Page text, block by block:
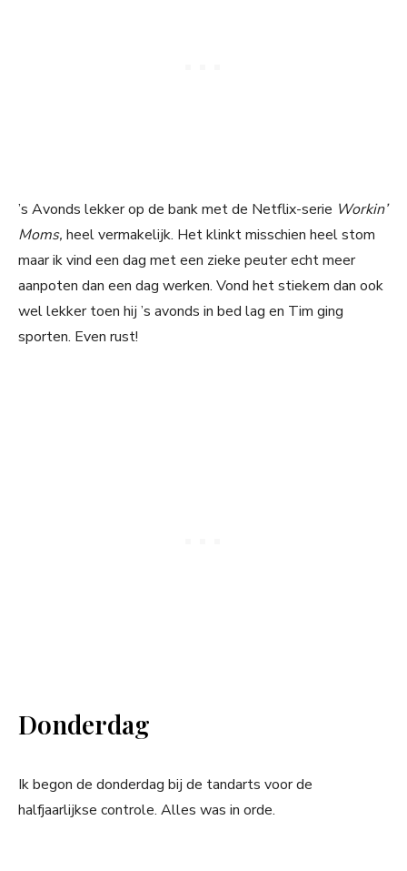
’s Avonds lekker op de bank met de Netflix-serie Workin’
Moms, heel vermakelijk. Het klinkt misschien heel stom
maar ik vind een dag met een zieke peuter echt meer
aanpoten dan een dag werken. Vond het stiekem dan ook
wel lekker toen hij ’s avonds in bed lag en Tim ging
sporten. Even rust!
Donderdag
Ik begon de donderdag bij de tandarts voor de
halfjaarlijkse controle. Alles was in orde.